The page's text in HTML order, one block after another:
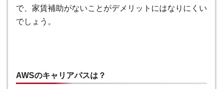
で、家賃補助がないことがデメリットにはなりにくい
でしょう。
AWSのキャリアパスは？